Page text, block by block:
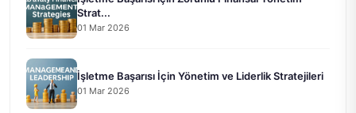
Strat...
01 Mar 2026
İşletme Başarısı İçin Yönetim ve Liderlik Stratejileri
01 Mar 2026